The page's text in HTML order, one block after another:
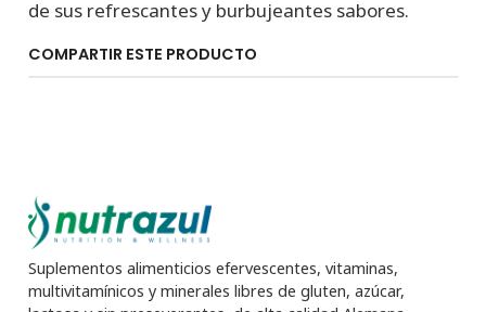
de sus refrescantes y burbujeantes sabores.
COMPARTIR ESTE PRODUCTO
Suplementos alimenticios efervescentes, vitaminas,
multivitamínicos y minerales libres de gluten, azúcar,